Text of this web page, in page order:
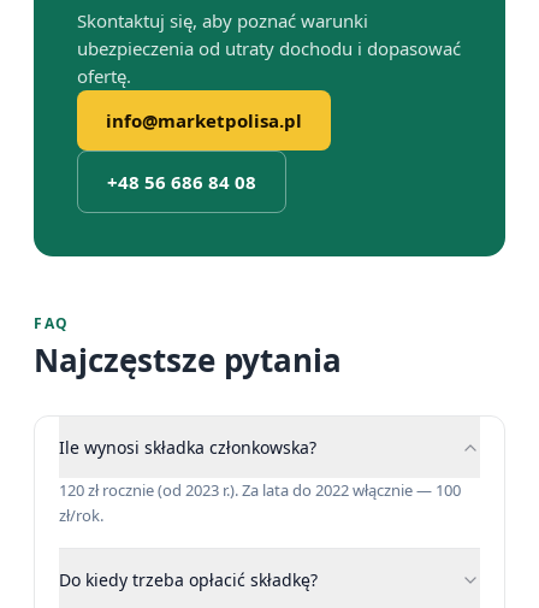
Skontaktuj się, aby poznać warunki
ubezpieczenia od utraty dochodu i dopasować
ofertę.
info@marketpolisa.pl
+48 56 686 84 08
FAQ
Najczęstsze pytania
Ile wynosi składka członkowska?
120 zł rocznie (od 2023 r.). Za lata do 2022 włącznie — 100
zł/rok.
Do kiedy trzeba opłacić składkę?